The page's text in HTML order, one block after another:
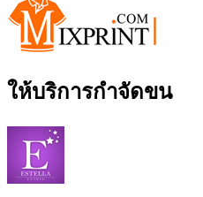
ให้บริการกำจัดขน